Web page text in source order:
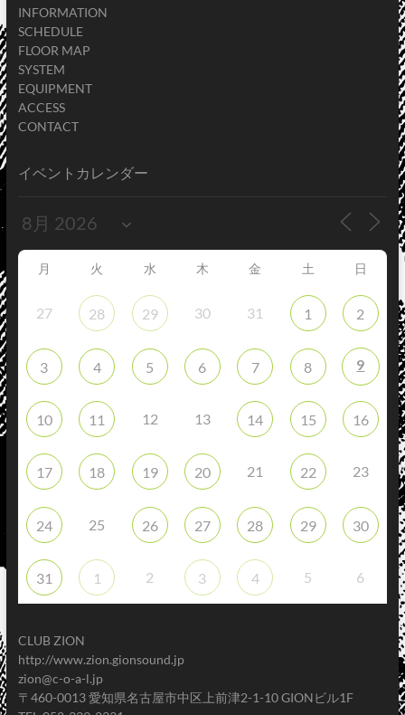
INFORMATION
SCHEDULE
FLOOR MAP
SYSTEM
EQUIPMENT
ACCESS
CONTACT
イベントカレンダー
月 火 水 木 金 土 日
27 28 29 30 31 1 2
3 4 5 6 7 8 9
10 11 12 13 14 15 16
17 18 19 20 21 22 23
24 25 26 27 28 29 30
31 1 2 3 4 5 6
CLUB ZION
http://www.zion.gionsound.jp
zion@c-o-a-l.jp
〒460-0013 愛知県名古屋市中区上前津2-1-10 GIONビル1F